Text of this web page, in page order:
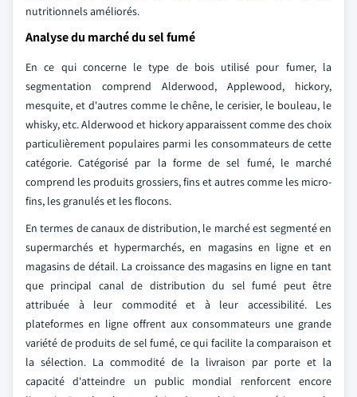
nutritionnels améliorés.
Analyse du marché du sel fumé
En ce qui concerne le type de bois utilisé pour fumer, la
segmentation comprend Alderwood, Applewood, hickory,
mesquite, et d'autres comme le chêne, le cerisier, le bouleau, le
whisky, etc. Alderwood et hickory apparaissent comme des choix
particulièrement populaires parmi les consommateurs de cette
catégorie. Catégorisé par la forme de sel fumé, le marché
comprend les produits grossiers, fins et autres comme les micro-
fins, les granulés et les flocons.
En termes de canaux de distribution, le marché est segmenté en
supermarchés et hypermarchés, en magasins en ligne et en
magasins de détail. La croissance des magasins en ligne en tant
que principal canal de distribution du sel fumé peut être
attribuée à leur commodité et à leur accessibilité. Les
plateformes en ligne offrent aux consommateurs une grande
variété de produits de sel fumé, ce qui facilite la comparaison et
la sélection. La commodité de la livraison par porte et la
capacité d'atteindre un public mondial renforcent encore